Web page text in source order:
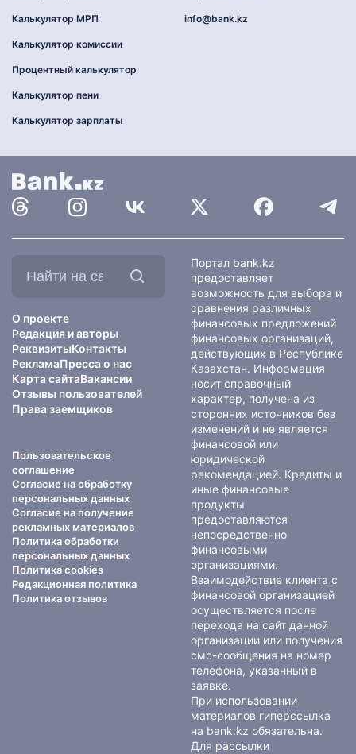
Калькулятор МРП
Калькулятор комиссии
Процентный калькулятор
Калькулятор пени
Калькулятор зарплаты
info@bank.kz
О проекте
Редакция и авторы
РеквизитыКонтакты
РекламаПресса о нас
Карта сайтаВакансии
Отзывы пользователей
Права заемщиков
Пользовательское
соглашение
Согласие на обработку
персональных данных
Согласие на получение
рекламных материалов
Политика обработки
персональных данных
Политика cookies
Редакционная политика
Политика отзывов
Портал bank.kz
предоставляет
возможность для выбора и
сравнения различных
финансовых предложений
финансовых организаций,
действующих в Республике
Казахстан. Информация
носит справочный
характер, получена из
сторонних источников без
изменений и не является
финансовой или
юридической
рекомендацией. Кредиты и
иные финансовые
продукты
предоставляются
непосредственно
финансовыми
организациями.
Взаимодействие клиента с
финансовой организацией
осуществляется после
перехода на сайт данной
организации или получения
смс-сообщения на номер
телефона, указанный в
заявке.
При использовании
материалов гиперссылка
на bank.kz обязательна.
Для рассылки